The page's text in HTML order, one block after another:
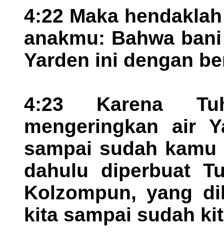
4:22 Maka
anakmu: Bahwa
Yarden ini dengan
4:23 Karena
mengeringkan air
sampai sudah
dahulu diperbuat
Kolzompun, yang
kita sampai sudah